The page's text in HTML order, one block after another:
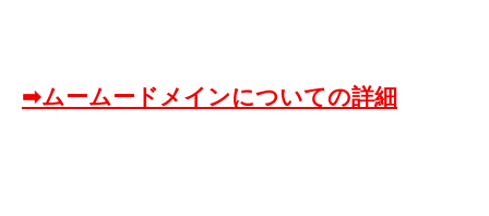
➡ムームードメインについての詳細